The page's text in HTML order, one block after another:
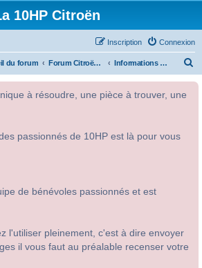
10HP Citroën
Connexion
Inscription
du forum Forum Citroën 10HP Informations diverses
à résoudre, une pièce à trouver, une
passionnés de 10HP est là pour vous
de bénévoles passionnés et est
l'utiliser pleinement, c'est à dire envoyer
il vous faut au préalable recenser votre